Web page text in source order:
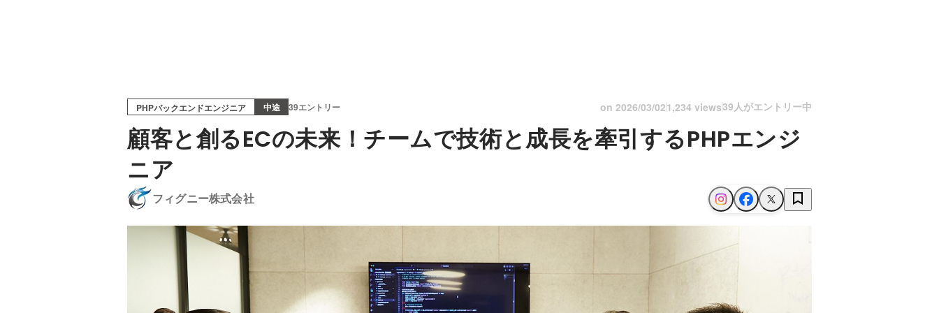
PHPバックエンドエンジニア 中途 39エントリー on 2026/03/021,234 views39人がエントリー中
顧客と創るECの未来！チームで技術と成長を牽引するPHPエンジ
ニア
フィグニー株式会社